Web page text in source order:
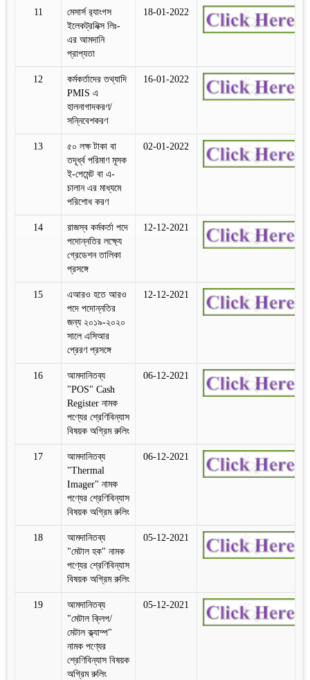
11
মেসার্স র‍্যাংগস
ইলেকট্রনিক্স লিঃ-
এর আমদানি
প্রাপ্যতা
18-01-2022
12
কর্মকর্তাদের তথ্যাদি
PMIS এ
হালনাগাদকরণ/
সন্নিবেশকরণ
16-01-2022
13
৫০ লক্ষ টাকা বা
তদূর্ধ্ব পরিমাণ মূসক
ই-পেমেন্ট বা এ-
চালান এর মাধ্যমে
পরিশোধ করণ
02-01-2022
14
রাজস্ব কর্মকর্তা পদে
পদোন্নতির লক্ষ্যে
গ্রেডেশন তালিকা
প্রসঙ্গে
12-12-2021
15
এআরও হতে আরও
পদে পদোন্নতির
জন্য ২০১৯-২০২০
সালে এসিআর
প্রেরণ প্রসঙ্গে
12-12-2021
16
আমদানিতব্য
"POS" Cash
Register নামক
পণ্যের শ্রেণিবিন্যাস
বিষয়ক অগ্রিম রুলিং
06-12-2021
17
আমদানিতব্য
"Thermal
Imager" নামক
পণ্যের শ্রেণিবিন্যাস
বিষয়ক অগ্রিম রুলিং
06-12-2021
18
আমদানিতব্য
"মেটাল হক" নামক
পণ্যের শ্রেণিবিন্যাস
বিষয়ক অগ্রিম রুলিং
05-12-2021
19
আমদানিতব্য
"মেটাল ক্লিপ/
মেটাল ক্ল্যাম্প"
নামক পণ্যের
শ্রেণিবিন্যাস বিষয়ক
অগ্রিম রুলিং
05-12-2021